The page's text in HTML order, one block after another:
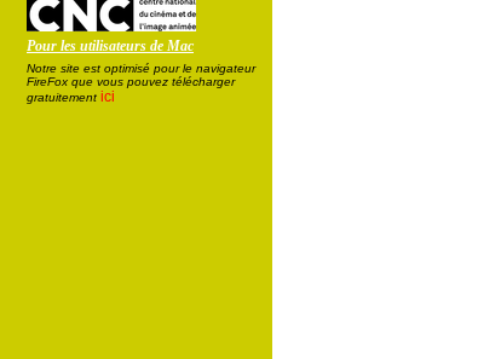
Pour les utilisateurs de Mac
Notre site est optimisé pour le navigateur
FireFox que vous pouvez télécharger
gratuitement ici